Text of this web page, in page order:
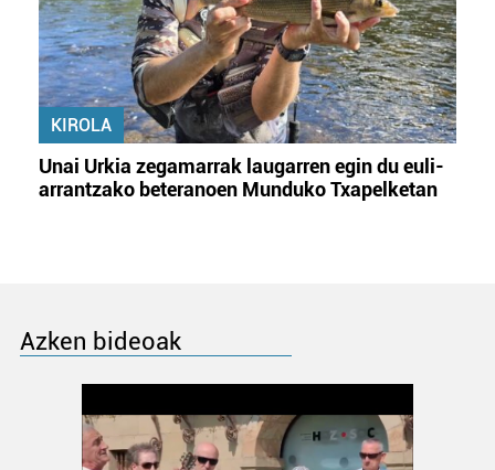
KIROLA
Unai Urkia zegamarrak laugarren egin du euli-
arrantzako beteranoen Munduko Txapelketan
Azken bideoak